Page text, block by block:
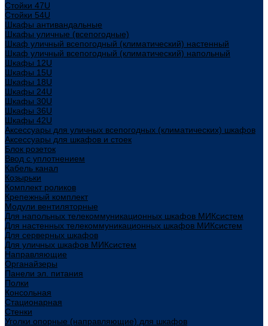
Стойки 47U
Стойки 54U
Шкафы антивандальные
Шкафы уличные (всепогодные)
Шкаф уличный всепогодный (климатический) настенный
Шкаф уличный всепогодный (климатический) напольный
Шкафы 12U
Шкафы 15U
Шкафы 18U
Шкафы 24U
Шкафы 30U
Шкафы 36U
Шкафы 42U
Аксессуары для уличных всепогодных (климатических) шкафов
Аксессуары для шкафов и стоек
Блок розеток
Ввод с уплотнением
Кабель канал
Козырьки
Комплект роликов
Крепежный комплект
Модули вентиляторные
Для напольных телекоммуникационных шкафов МИКсистем
Для настенных телекоммуникационных шкафов МИКсистем
Для серверных шкафов
Для уличных шкафов МИКсистем
Направляющие
Органайзеры
Панели эл. питания
Полки
Консольная
Стационарная
Стенки
Уголки опорные (направляющие) для шкафов